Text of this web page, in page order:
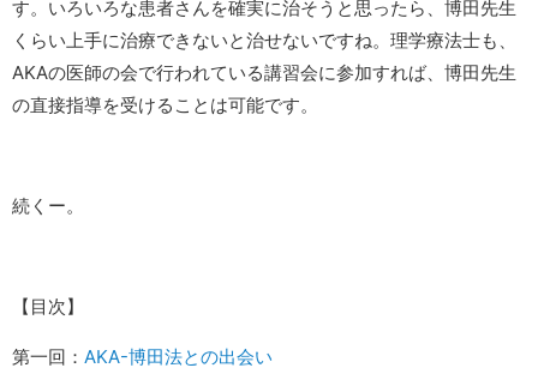
す。いろいろな患者さんを確実に治そうと思ったら、博田先生
くらい上手に治療できないと治せないですね。理学療法士も、
AKAの医師の会で行われている講習会に参加すれば、博田先生
の直接指導を受けることは可能です。
続くー。
【目次】
第一回： AKA-博田法との出会い